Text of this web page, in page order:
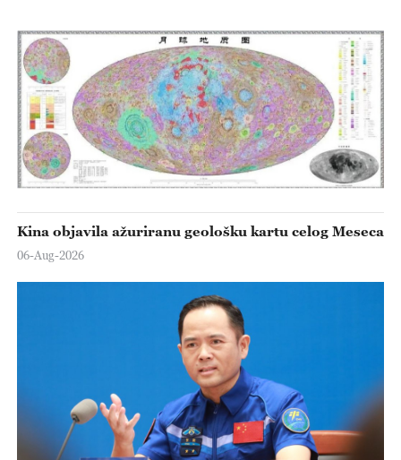
Kina objavila ažuriranu geološku kartu celog Meseca
06-Aug-2026